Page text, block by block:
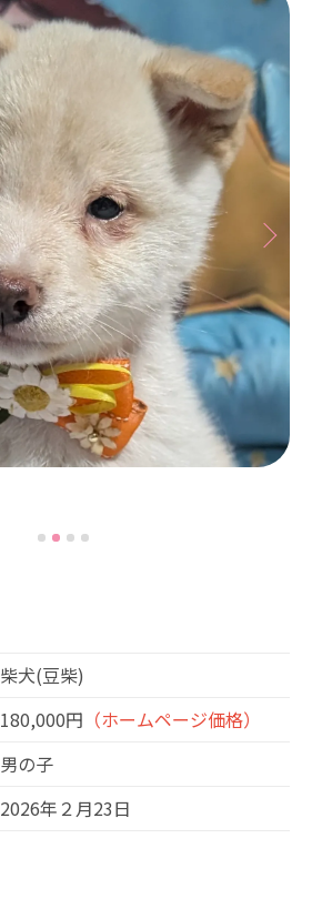
柴犬(豆柴)
180,000円 （ホームページ価格）
男の子
2026年２月23日